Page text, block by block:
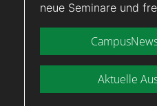
neue Seminare und
Aktuelle